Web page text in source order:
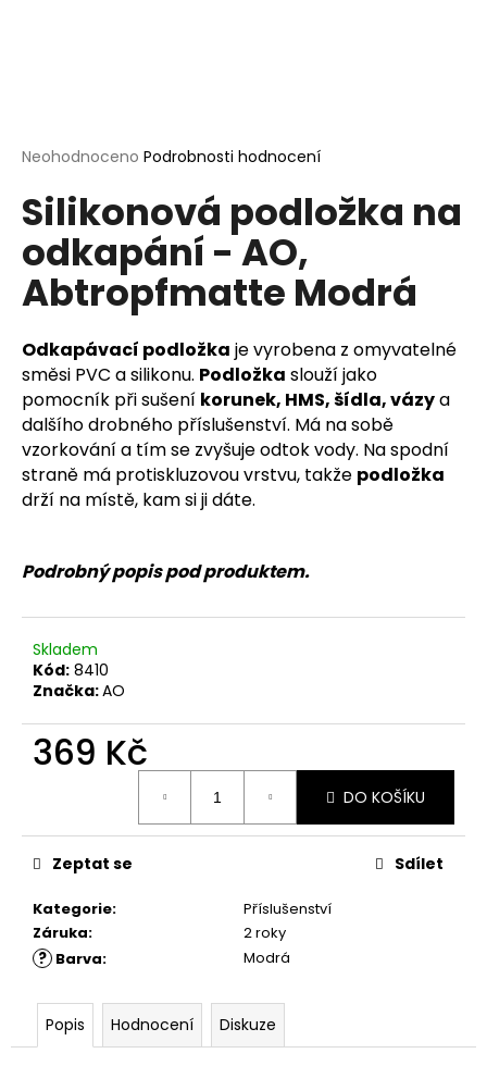
Průměrné
produktu
je
z
hvězdiček.
Neohodnoceno Podrobnosti hodnocení
Silikonová podložka na
odkapání - AO,
Abtropfmatte Modrá
Odkapávací podložka je vyrobena z omyvatelné
směsi PVC a silikonu. Podložka slouží jako
pomocník při sušení korunek, HMS, šídla, vázya
dalšího drobného příslušenství. Má na sobě
vzorkování a tím se zvyšuje odtok vody. Na spodní
straně má protiskluzovou vrstvu, takže podložka
drží na místě, kam si ji dáte.
Podrobný popis pod produktem.
Skladem
Kód: 8410
Značka:AO
369 Kč
DO KOŠÍKU
Kategorie:
Příslušenství
Záruka: 2 roky
? Barva: Modrá
Zeptat se Sdílet
Popis Hodnocení Diskuze
HLEDAT
D
o
p
o
r
u
č
u
e
m
e